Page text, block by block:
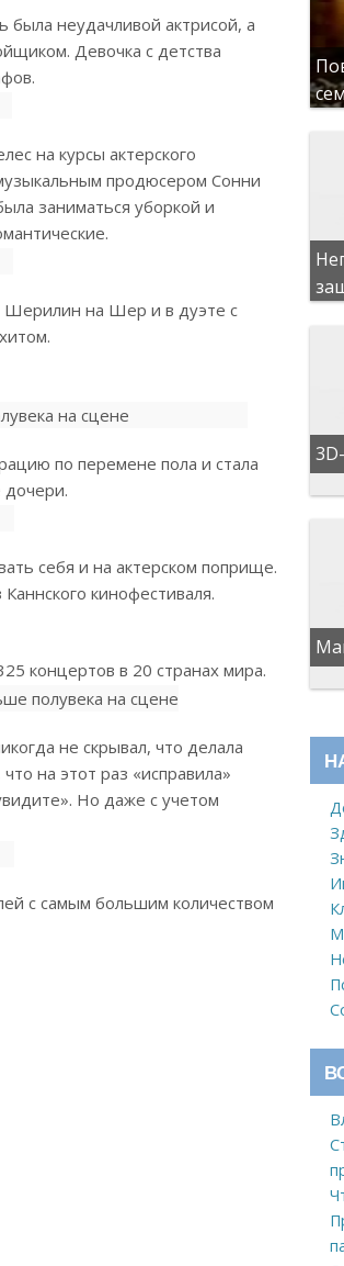
неудачливой актрисой, а
Девочка с детства
на курсы актерского
продюсером Сонни
заниматься уборкой и
Шерилин на Шер и в дуэте с
по перемене пола и стала
себя и на актерском поприще.
кинофестиваля.
концертов в 20 странах мира.
не скрывал, что делала
на этот раз «исправила»
Но даже с учетом
с самым большим количеством